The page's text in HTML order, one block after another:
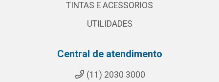
TINTAS E ACESSORIOS
UTILIDADES
Central de atendimento
(11) 2030 3000